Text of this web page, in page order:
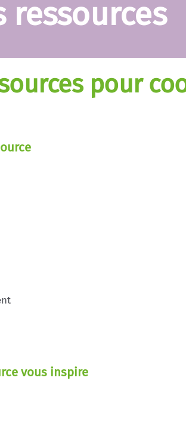
ressources
pour
vous inspire